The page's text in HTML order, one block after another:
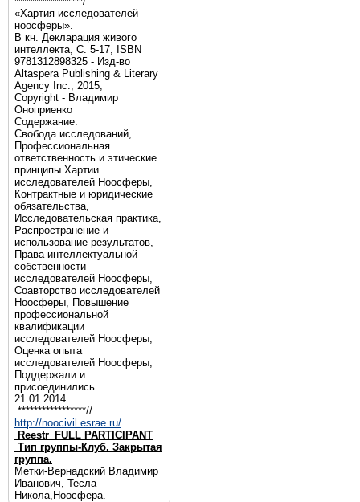
«Хартия исследователей
ноосферы».
В кн. Декларация живого
интеллекта, С. 5-17, ISBN
9781312898325 - Изд-во
Altaspera Publishing & Literary
Agency Inc., 2015,
Copyright - Владимир
Оноприенко
Содержание:
Свобода исследований,
Профессиональная
ответственность и этические
принципы Хартии
исследователей Ноосферы,
Контрактные и юридические
обязательства,
Исследовательская практика,
Распространение и
использование результатов,
Права интеллектуальной
собственности
исследователей Ноосферы,
Соавторство исследователей
Ноосферы, Повышение
профессиональной
квалификации
исследователей Ноосферы,
Оценка опыта
исследователей Ноосферы,
Поддержали и
присоединились
21.01.2014.
*****************//
http://noocivil.esrae.ru/
Reestr_FULL PARTICIPANT
Тип группы-Клуб. Закрытая
группа.
Метки-Вернадский Владимир
Иванович, Тесла
Никола,Ноосфера.